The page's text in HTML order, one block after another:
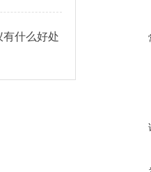
什么好处